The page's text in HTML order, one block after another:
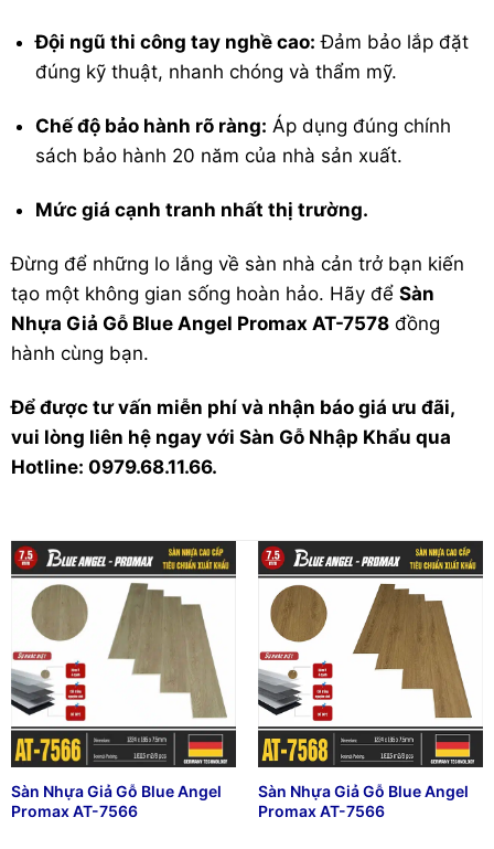
Đội ngũ thi công tay nghề cao: Đảm bảo lắp đặt
đúng kỹ thuật, nhanh chóng và thẩm mỹ.
Chế độ bảo hành rõ ràng: Áp dụng đúng chính
sách bảo hành 20 năm của nhà sản xuất.
Mức giá cạnh tranh nhất thị trường.
Đừng để những lo lắng về sàn nhà cản trở bạn kiến
tạo một không gian sống hoàn hảo. Hãy để Sàn
Nhựa Giả Gỗ Blue Angel Promax AT-7578 đồng
hành cùng bạn.
Để được tư vấn miễn phí và nhận báo giá ưu đãi,
vui lòng liên hệ ngay với Sàn Gỗ Nhập Khẩu qua
Hotline: 0979.68.11.66.
Sàn Nhựa Giả Gỗ Blue Angel
Promax AT-7566
Sàn Nhựa Giả Gỗ Blue Angel
Promax AT-7566